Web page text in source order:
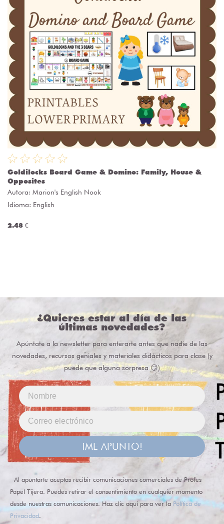
Goldilocks Board Game & Domino: Family, House &
Opposites
Autora: Marion's English Nook
Idioma: English
2.48 €
¿Quieres estar al día de las
últimas novedades?
Apúntate a la newsletter para enterarte antes que nadie de las
novedades, recursos geniales y materiales didácticos para clase (y
puede que alguna sorpresa 😏)
¡ME APUNTO!
Al apuntarte aceptas recibir comunicaciones comerciales de Profes
Papel Tijera. Puedes retirar el consentimiento en cualquier momento
desde nuestras comunicaciones. Haz clic aquí para ver la Política de
Privacidad.